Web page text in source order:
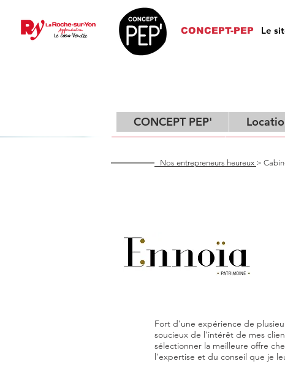
CONCEPT-PEP Le
CONCEPT PEP'
CONCEPT PEP'
Nos entrepreneurs heureux >
Fort d'une expérience de
soucieux de l'intérêt de mes
sélectionner la meilleure offre
l'expertise et du conseil que je